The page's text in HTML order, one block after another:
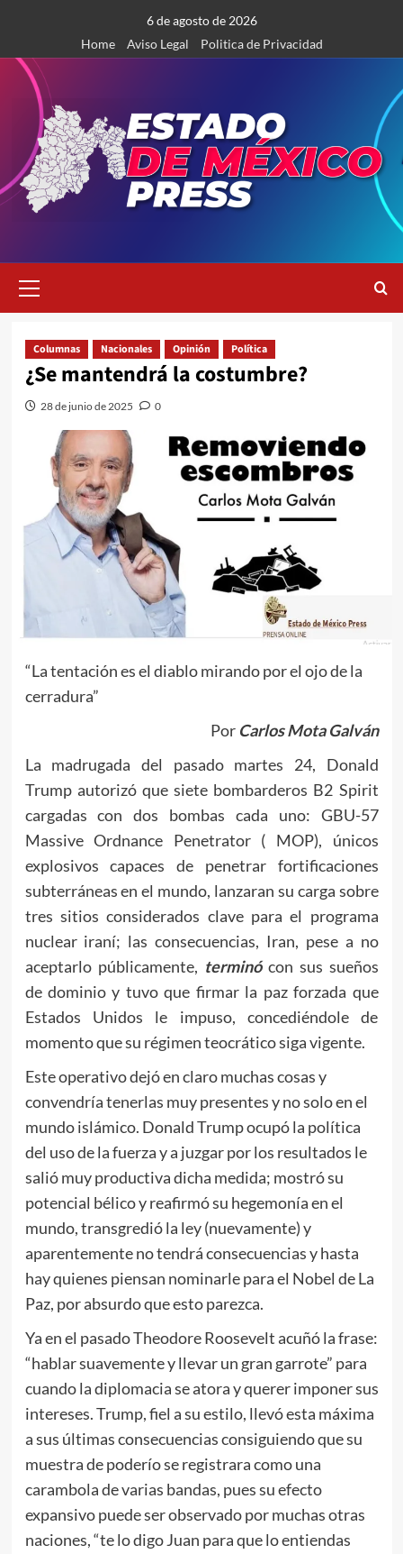
contenido
6 de agosto de 2026
Home
Aviso Legal Politica de Privacidad
primario
Columnas Nacionales Opinión Política
¿Se mantendrá la costumbre?
28 de junio de 2025 0
“La tentación es el diablo mirando por el ojo de la
cerradura”
Por Carlos Mota Galván
La madrugada del pasado martes 24, Donald
Trump autorizó que siete bombarderos B2 Spirit
cargadas con dos bombas cada uno: GBU-57
Massive Ordnance Penetrator ( MOP), únicos
explosivos capaces de penetrar fortificaciones
subterráneas en el mundo, lanzaran su carga sobre
tres sitios considerados clave para el programa
nuclear iraní; las consecuencias, Iran, pese a no
aceptarlo públicamente, terminócon sus sueños
de dominio y tuvo que firmar la paz forzada que
Estados Unidos le impuso, concediéndole de
momento que su régimen teocrático siga vigente.
Este operativo dejó en claro muchas cosas y
convendría tenerlas muy presentes y no solo en el
mundo islámico. Donald Trump ocupó la política
del uso de la fuerza y a juzgar por los resultados le
salió muy productiva dicha medida; mostró su
potencial bélico y reafirmó su hegemonía en el
mundo, transgredió la ley (nuevamente) y
aparentemente no tendrá consecuencias y hasta
hay quienes piensan nominarle para el Nobel de La
Paz, por absurdo que esto parezca.
Ya en el pasado Theodore Roosevelt acuñó la frase:
“hablar suavemente y llevar un gran garrote” para
cuando la diplomacia se atora y querer imponer sus
intereses. Trump, fiel a su estilo, llevó esta máxima
a sus últimas consecuencias consiguiendo que su
muestra de poderío se registrara como una
carambola de varias bandas, pues su efecto
expansivo puede ser observado por muchas otras
naciones, “te lo digo Juan para que lo entiendas